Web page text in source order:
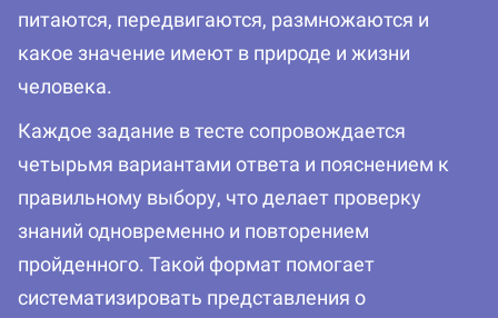
питаются, передвигаются, размножаются и
какое значение имеют в природе и жизни
человека.
Каждое задание в тесте сопровождается
четырьмя вариантами ответа и пояснением к
правильному выбору, что делает проверку
знаний одновременно и повторением
пройденного. Такой формат помогает
систематизировать представления о